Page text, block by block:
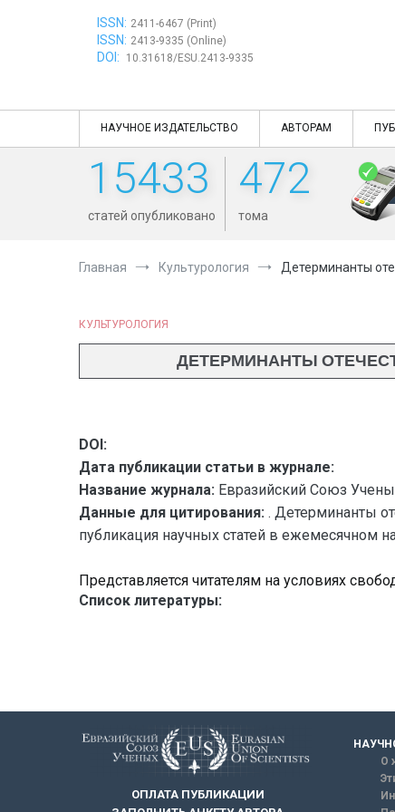
ISSN: 2411-6467 (Print)
ISSN: 2413-9335 (Online)
DOI: 10.31618/ESU.2413-9335
НАУЧНОЕ ИЗДАТЕЛЬСТВО АВТОРАМ
15433
статей опубликовано
472
тома
Главная Культурология Детерминанты
КУЛЬТУРОЛОГИЯ
ДЕТЕРМИНАНТЫ
DOI:
Дата публикации статьи в журнале:
Название журнала: Евразийский Союз
Данные для цитирования: . Детерминанты
публикация научных статей в ежемесячном
Представляется читателям на условиях
Список литературы:
ОПЛАТА ПУБЛИКАЦИИ
О